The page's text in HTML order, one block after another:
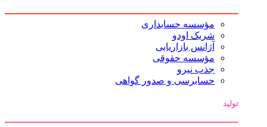
مؤسسه حسابداری
شریک اودو
آژانس بازاریابی
مؤسسه حقوقی
جذب نیرو
حسابرسی و صدور گواهی
تولید